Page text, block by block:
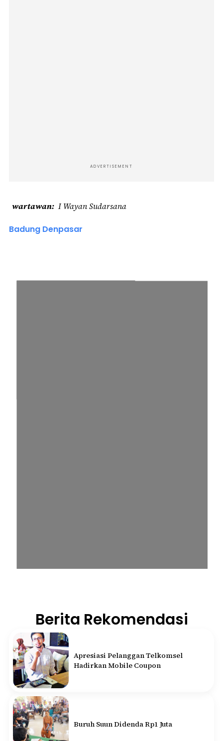
ADVERTISEMENT
wartawan I Wayan Sudarsana
Badung Denpasar
Berita Rekomendasi
Apresiasi Pelanggan Telkomsel
Hadirkan Mobile Coupon
Buruh Suun Didenda Rp1 Juta